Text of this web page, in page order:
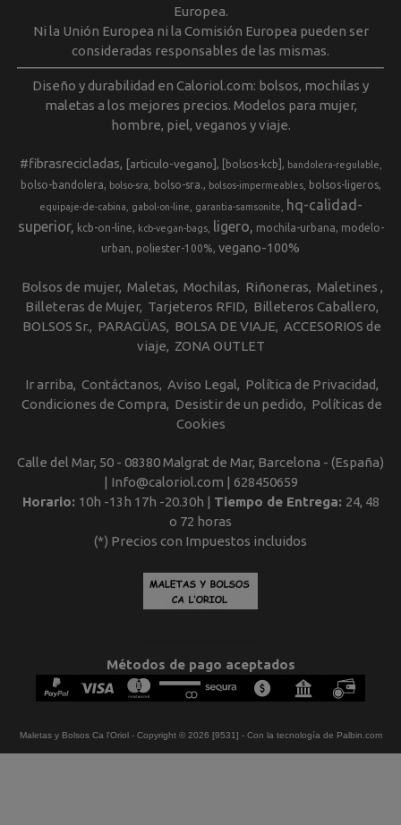
Europea.
Ni la Unión Europea ni la Comisión Europea pueden ser
consideradas responsables de las mismas.
Diseño y durabilidad en Caloriol.com: bolsos, mochilas y
maletas a los mejores precios. Modelos para mujer,
hombre, piel, veganos y viaje.
#fibrasrecicladas [articulo-vegano] [bolsos-kcb] bandolera-regulable
bolso-bandolera bolso-sra bolso-sra. bolsos-impermeables bolsos-ligeros
equipaje-de-cabina gabol-on-line garantia-samsonite
hq-calidad-
superior
kcb-on-line kcb-vegan-bags ligero mochila-urbana
modelo-
urban
poliester-100% vegano-100%
Bolsos de mujer Maletas Mochilas Riñoneras Maletines
Billeteras de Mujer Tarjeteros RFID
Billeteros Caballero
BOLSOS Sr.
PARAGÜAS BOLSA DE VIAJE ACCESORIOS de
viaje
ZONA OUTLET
Ir arriba Contáctanos Aviso Legal
Política de Privacidad
Condiciones de Compra
Desistir de un pedido
Políticas de
Cookies
Calle del Mar, 50 - 08380 Malgrat de Mar, Barcelona - (España)
| Info@caloriol.com | 628450659
Horario: 10h -13h 17h -20.30h | Tiempo de Entrega: 24, 48
o 72 horas
(*) Precios con Impuestos incluidos
Métodos de pago aceptados
Maletas y Bolsos Ca l'Oriol- Copyright © 2026 [9531] - Con la tecnología de Palbin.com